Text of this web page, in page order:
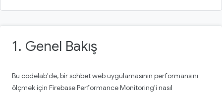
1. Genel Bakış
Bu codelab'de, bir sohbet web uygulamasının performansını
ölçmek için Firebase Performance Monitoring'i nasıl